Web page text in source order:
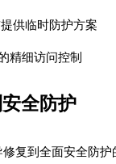
供临时防护方案
精细访问控制
全防护
复到全面安全防护